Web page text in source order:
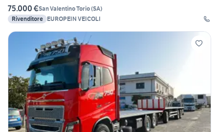
75.000 €San Valentino Torio(SA)
Rivenditore EUROPEIN VEICOLI